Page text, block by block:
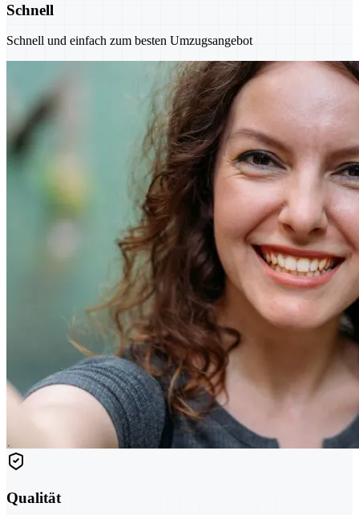
Schnell
Schnell und einfach zum besten Umzugsangebot
Qualität